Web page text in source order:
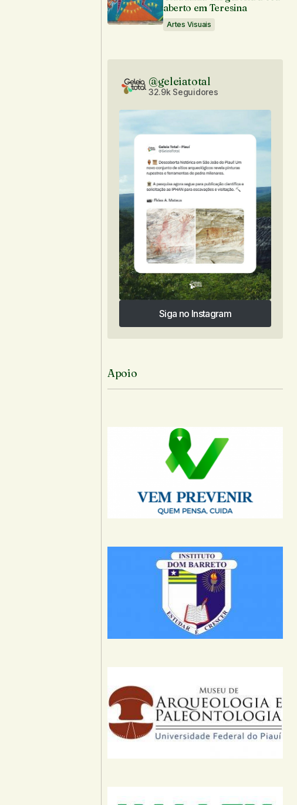
aberto em Teresina
Artes Visuais
@geleiatotal
32.9k Seguidores
Siga no Instagram
Siga no Instagram
Apoio